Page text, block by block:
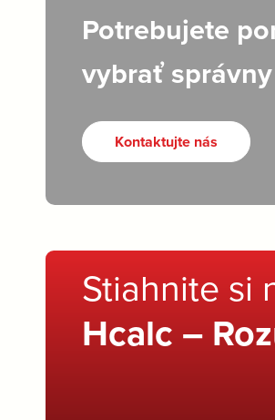
Potrebujete
vybrať
Kontaktujte nás
Stiahnite si
Hcalc –